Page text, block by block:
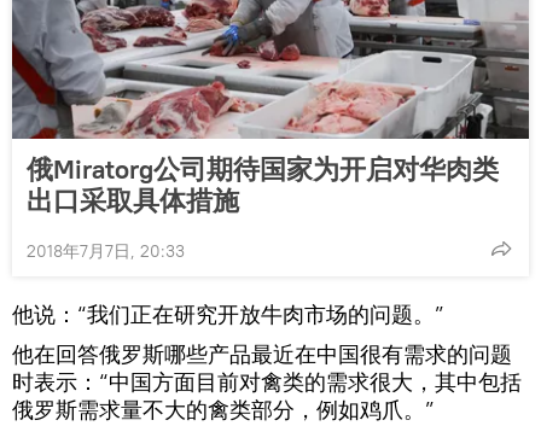
俄Miratorg公司期待国家为开启对华肉类
出口采取具体措施
2018年7月7日, 20:33
他说：“我们正在研究开放牛肉市场的问题。”
他在回答俄罗斯哪些产品最近在中国很有需求的问题
时表示：“中国方面目前对禽类的需求很大，其中包括
俄罗斯需求量不大的禽类部分，例如鸡爪。”